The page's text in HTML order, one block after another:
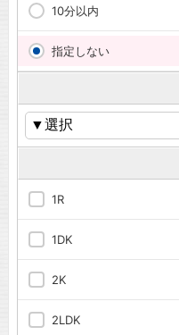
10分以内
指定しない
1R
1DK
2K
2LDK